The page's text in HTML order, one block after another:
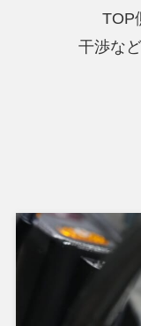
TOP
干渉な